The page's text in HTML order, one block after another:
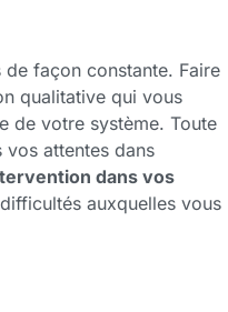
façon constante. Faire
qualitative qui vous
de votre système. Toute
attentes dans
dans vos
auxquelles vous